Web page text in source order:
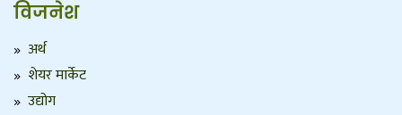
विजनेश
अर्थ
शेयर मार्केट
उद्योग